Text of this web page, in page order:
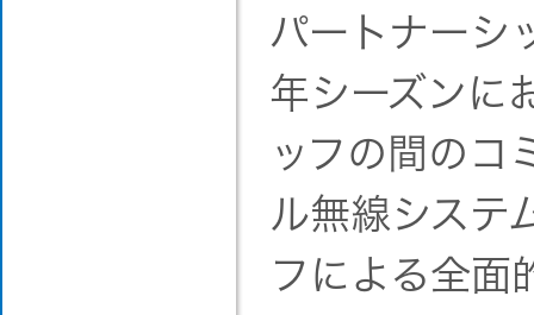
パートナーシ
年シーズンに
ッフの間のコ
ル無線システ
フによる全面